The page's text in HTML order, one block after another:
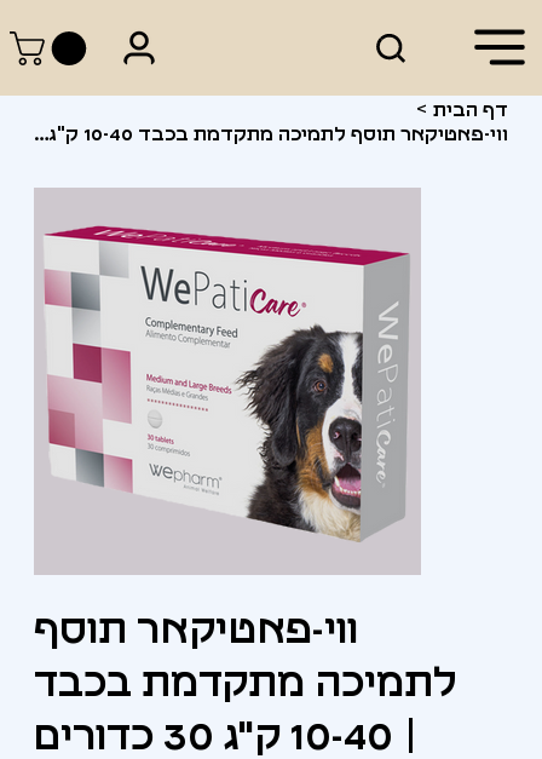
דף הבית >
ווי-פאטיקאר תוסף לתמיכה מתקדמת בכבד 10-40 ק"ג 30 כדורים | WePaticare 30 Tablets
ווי-פאטיקאר תוסף
לתמיכה מתקדמת בכבד
10-40 ק"ג 30 כדורים |